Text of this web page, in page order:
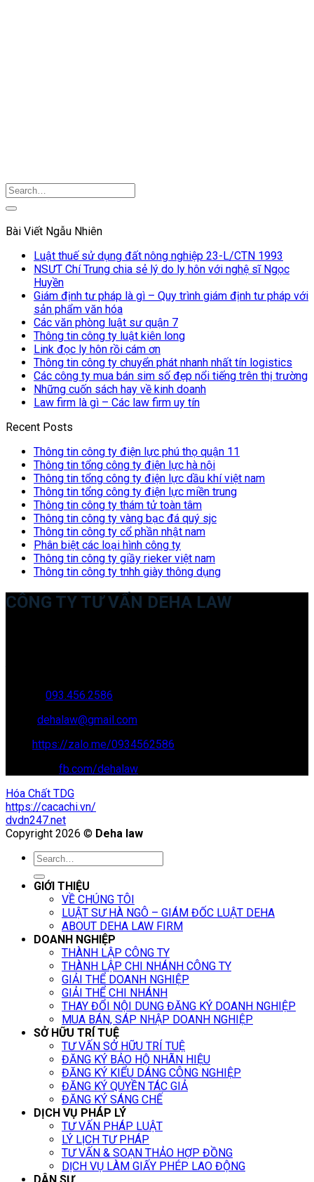
Bài Viết Ngẫu Nhiên
Luật thuế sử dụng đất nông nghiệp 23-L/CTN 1993
NSƯT Chí Trung chia sẻ lý do ly hôn với nghệ sĩ Ngọc
Huyền
Giám định tư pháp là gì – Quy trình giám định tư pháp với
sản phẩm văn hóa
Các văn phòng luật sư quận 7
Thông tin công ty luật kiên long
Link đọc ly hôn rồi cám ơn
Thông tin công ty chuyển phát nhanh nhất tín logistics
Các công ty mua bán sim số đẹp nổi tiếng trên thị trường
Những cuốn sách hay về kinh doanh
Law firm là gì – Các law firm uy tín
Recent Posts
Thông tin công ty điện lực phú thọ quận 11
Thông tin tổng công ty điện lực hà nội
Thông tin tổng công ty điện lực dầu khí việt nam
Thông tin tổng công ty điện lực miền trung
Thông tin công ty thám tử toàn tâm
Thông tin công ty vàng bạc đá quý sjc
Thông tin công ty cổ phần nhật nam
Phân biệt các loại hình công ty
Thông tin công ty giầy rieker việt nam
Thông tin công ty tnhh giày thông dụng
CÔNG TY TƯ VẤN DEHA LAW
093.456.2586
dehalaw@gmail.com
https://zalo.me/0934562586
fb.com/dehalaw
Hóa Chất TDG
https://cacachi.vn/
dvdn247.net
Copyright 2026 © Deha law
GIỚI THIỆU
VỀ CHÚNG TÔI
LUẬT SƯ HÀ NGÔ – GIÁM ĐỐC LUẬT DEHA
ABOUT DEHA LAW FIRM
DOANH NGHIỆP
THÀNH LẬP CÔNG TY
THÀNH LẬP CHI NHÁNH CÔNG TY
GIẢI THỂ DOANH NGHIỆP
GIẢI THỂ CHI NHÁNH
THAY ĐỔI NỘI DUNG ĐĂNG KÝ DOANH NGHIỆP
MUA BÁN, SÁP NHẬP DOANH NGHIỆP
SỞ HỮU TRÍ TUỆ
TƯ VẤN SỞ HỮU TRÍ TUỆ
ĐĂNG KÝ BẢO HỘ NHÃN HIỆU
ĐĂNG KÝ KIỂU DÁNG CÔNG NGHIỆP
ĐĂNG KÝ QUYỀN TÁC GIẢ
ĐĂNG KÝ SÁNG CHẾ
DỊCH VỤ PHÁP LÝ
TƯ VẤN PHÁP LUẬT
LÝ LỊCH TƯ PHÁP
TƯ VẤN & SOẠN THẢO HỢP ĐỒNG
DỊCH VỤ LÀM GIẤY PHÉP LAO ĐỘNG
DÂN SỰ